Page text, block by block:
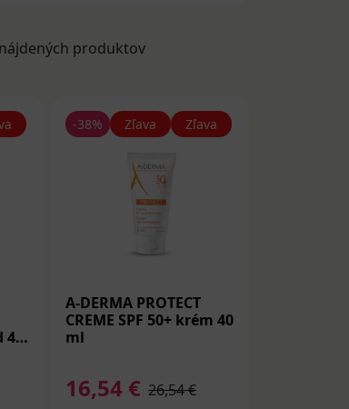
produktov
40
-38% Zľava Zľava
A-DERMA PROTECT
CREME SPF 50+ krém 40
ml
16,54 € 26,54 €